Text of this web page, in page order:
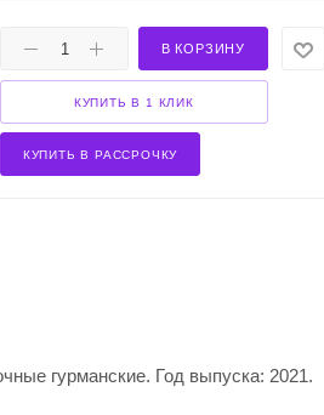
В КОРЗИНУ
КУПИТЬ В 1 КЛИК
КУПИТЬ В РАССРОЧКУ
гурманские. Год выпуска: 2021.